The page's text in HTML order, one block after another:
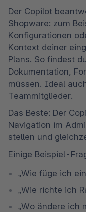
Der Copilot
Shopware: zum
Konfigurationen
Kontext deiner
Plans. So findest
Dokumentation,
müssen. Ideal
Teammitglieder.
Das Beste: Der
Navigation im
stellen und
Einige Beispiel-
„Wie füge ich
„Wie richte ich
„Wo ändere ich